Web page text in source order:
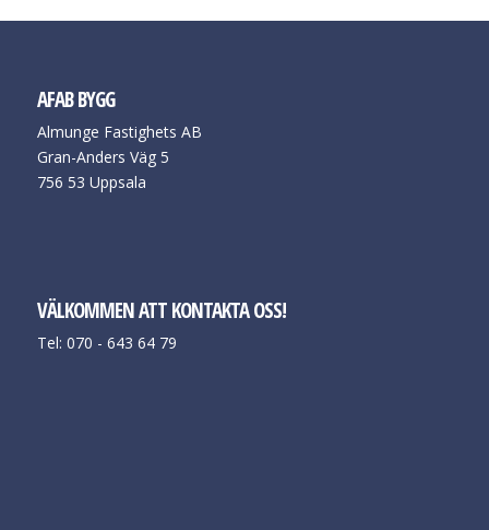
AFAB BYGG
Almunge Fastighets AB
Gran-Anders Väg 5
756 53 Uppsala
VÄLKOMMEN ATT KONTAKTA OSS!
Tel: 070 - 643 64 79